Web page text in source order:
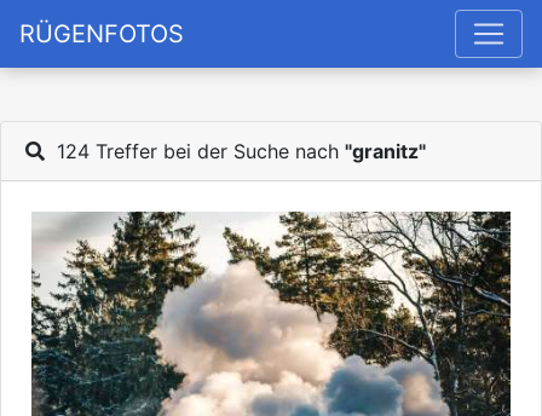
RÜGENFOTOS
124 Treffer bei der Suche nach "granitz"